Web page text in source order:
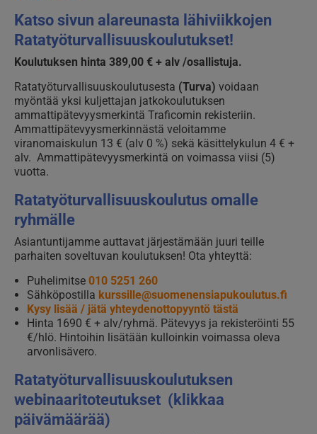
Katso sivun alareunasta lähiviikkojen
Ratatyöturvallisuuskoulutukset!
Koulutuksen hinta 389,00 € + alv /osallistuja.
Ratatyöturvallisuuskoulutusesta (Turva) voidaan
myöntää yksi kuljettajan jatkokoulutuksen
ammattipätevyysmerkintä Traficomin rekisteriin.
Ammattipätevyysmerkinnästä veloitamme
viranomaiskulun 13 € (alv 0 %) sekä käsittelykulun 4 € +
alv. Ammattipätevyysmerkintä on voimassa viisi (5)
vuotta.
Ratatyöturvallisuuskoulutus omalle
ryhmälle
Asiantuntijamme auttavat järjestämään juuri teille
parhaiten soveltuvan koulutuksen! Ota yhteyttä:
Puhelimitse 010 5251 260
Sähköpostilla kurssille@suomenensiapukoulutus.fi
Kysy lisää / jätä yhteydenottopyyntö tästä
Hinta 1690 € + alv/ryhmä. Pätevyys ja rekisteröinti 55
€/hlö. Hintoihin lisätään kulloinkin voimassa oleva
arvonlisävero.
Ratatyöturvallisuuskoulutuksen
webinaaritoteutukset (klikkaa
päivämäärää)